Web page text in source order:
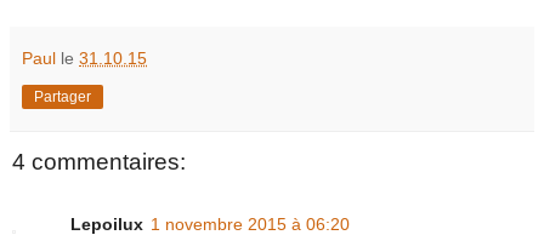
Paul le 31.10.15
Partager
4 commentaires:
Lepoilux 1 novembre 2015 à 06:20